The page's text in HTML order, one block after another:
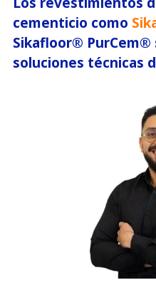
cementicio como
Sikafloor®
soluciones técnicas